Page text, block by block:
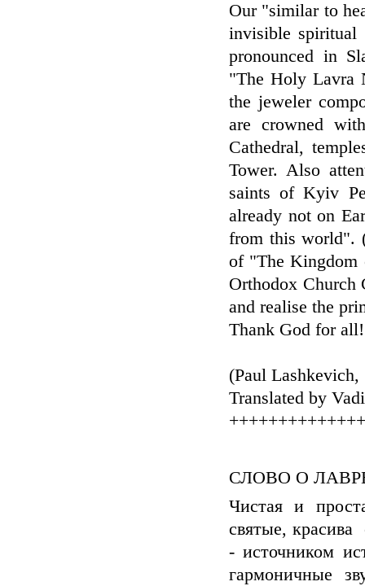
Our "similar to
invisible
pronounced in
"The Holy Lavra
the jeweler
are crowned
Cathedral,
Tower. Also
saints of Kyiv
already not on
from this world".
of "The Kingdom
Orthodox Church
and realise the
Thank God for all!
(Paul Lashkevich,
Translated by
СЛОВО О
Чистая и
святые, красива
- источником
гармоничные